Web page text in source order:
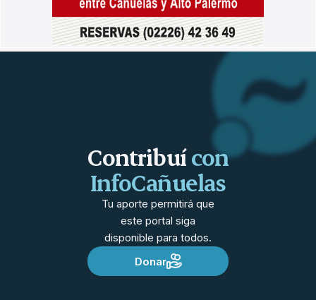
Contribuícon
InfoCañuelas
Tu aporte permitirá que
este portal siga
disponible para todos.
Donar